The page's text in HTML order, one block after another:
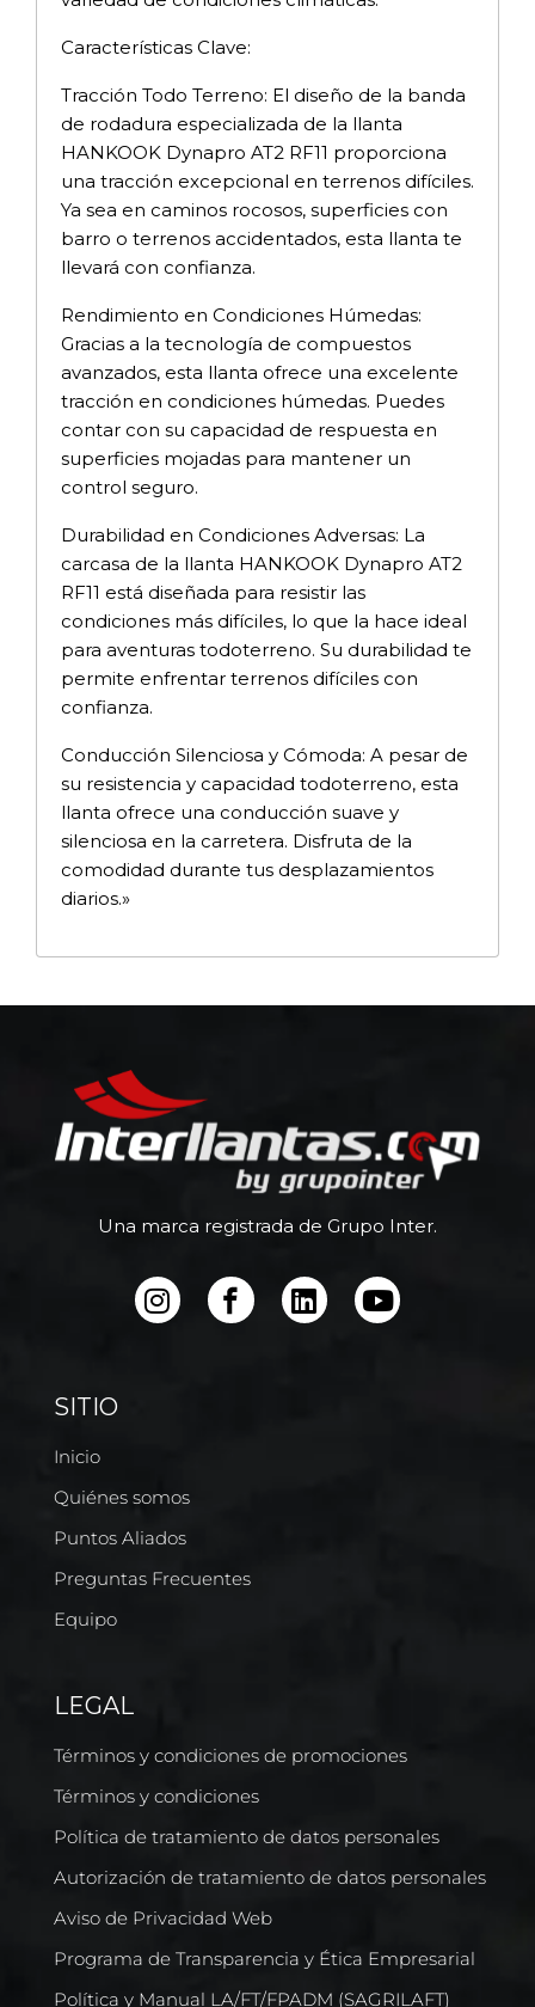
Características Clave:
Tracción Todo Terreno: El diseño de la banda
de rodadura especializada de la llanta
HANKOOK Dynapro AT2 RF11 proporciona
una tracción excepcional en terrenos difíciles.
Ya sea en caminos rocosos, superficies con
barro o terrenos accidentados, esta llanta te
llevará con confianza.
Rendimiento en Condiciones Húmedas:
Gracias a la tecnología de compuestos
avanzados, esta llanta ofrece una excelente
tracción en condiciones húmedas. Puedes
contar con su capacidad de respuesta en
superficies mojadas para mantener un
control seguro.
Durabilidad en Condiciones Adversas: La
carcasa de la llanta HANKOOK Dynapro AT2
RF11 está diseñada para resistir las
condiciones más difíciles, lo que la hace ideal
para aventuras todoterreno. Su durabilidad te
permite enfrentar terrenos difíciles con
confianza.
Conducción Silenciosa y Cómoda: A pesar de
su resistencia y capacidad todoterreno, esta
llanta ofrece una conducción suave y
silenciosa en la carretera. Disfruta de la
comodidad durante tus desplazamientos
diarios.»
Una marca registrada de Grupo Inter.
SITIO
Inicio
Quiénes somos
Puntos Aliados
Preguntas Frecuentes
Equipo
LEGAL
Términos y condiciones de promociones
Términos y condiciones
Política de tratamiento de datos personales
Autorización de tratamiento de datos personales
Aviso de Privacidad Web
Programa de Transparencia y Ética Empresarial
Política y Manual LA/FT/FPADM (SAGRILAFT)